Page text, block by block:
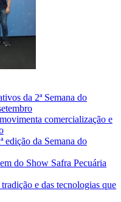
da 2ª Semana do
comercialização e
edição da Semana do
do Show Safra Pecuária
e das tecnologias que